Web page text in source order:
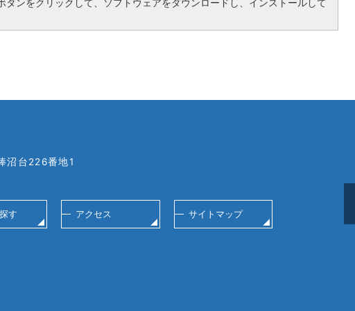
沼台226番地1
す アクセス サイトマップ